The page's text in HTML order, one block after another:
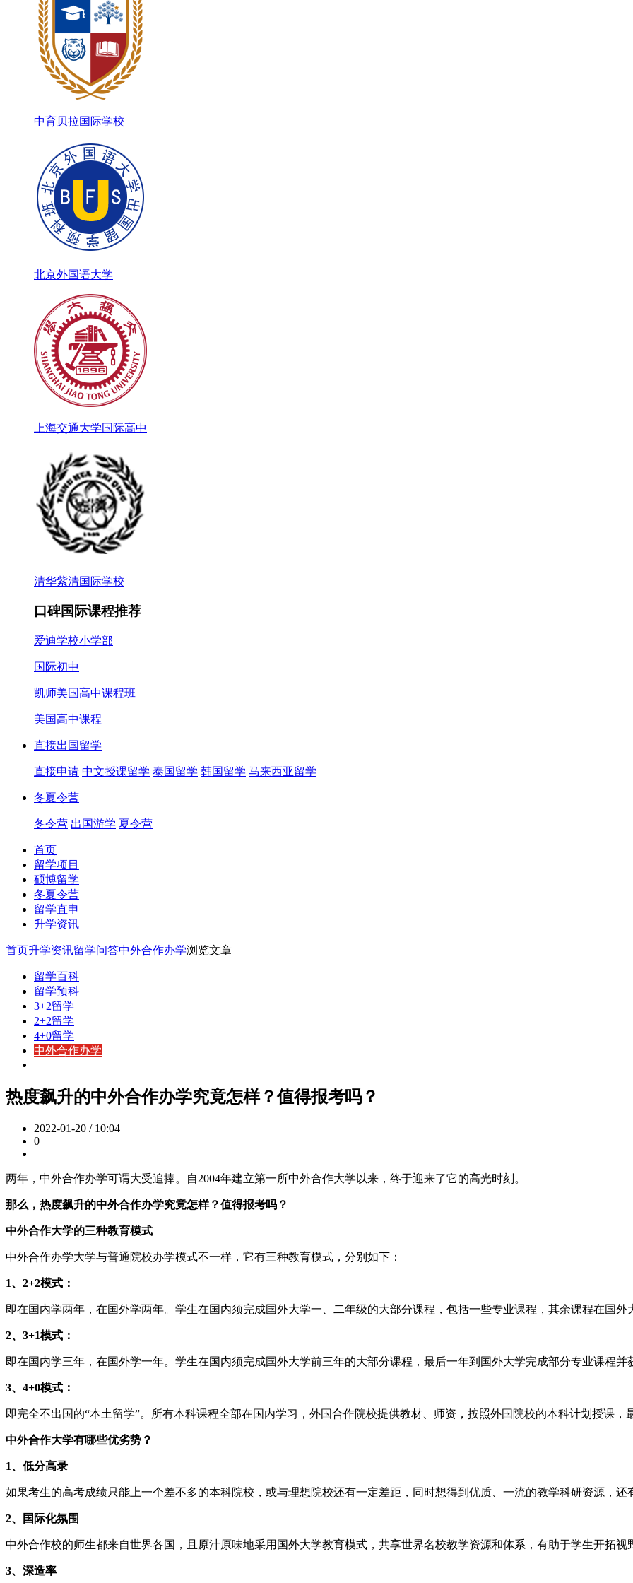
中育贝拉国际学校
北京外国语大学
上海交通大学国际高中
清华紫清国际学校
口碑国际课程推荐
爱迪学校小学部
国际初中
凯师美国高中课程班
美国高中课程
直接出国留学
直接申请 中文授课留学 泰国留学 韩国留学 马来西亚留学
冬夏令营
冬令营 出国游学 夏令营
首页
留学项目
硕博留学
冬夏令营
留学直申
升学资讯
首页升学资讯留学问答中外合作办学浏览文章
留学百科
留学预科
3+2留学
2+2留学
4+0留学
中外合作办学
热度飙升的中外合作办学究竟怎样？值得报考吗？
2022-01-20 / 10:04
0
两年，中外合作办学可谓大受追捧。自2004年建立第一所中外合作大学以来，终于迎来了它的高光时刻。
那么，热度飙升的中外合作办学究竟怎样？值得报考吗？
中外合作大学的三种教育模式
中外合作办学大学与普通院校办学模式不一样，它有三种教育模式，分别如下：
1、2+2模式：
即在国内学两年，在国外学两年。学生在国内须完成国外大学一、二年级的大部分课程，包括一些专业课程，其余课程在国外
2、3+1模式：
即在国内学三年，在国外学一年。学生在国内须完成国外大学前三年的大部分课程，最后一年到国外大学完成部分专业课程并
3、4+0模式：
即完全不出国的“本土留学”。所有本科课程全部在国内学习，外国合作院校提供教材、师资，按照外国院校的本科计划授课，
中外合作大学有哪些优劣势？
1、低分高录
如果考生的高考成绩只能上一个差不多的本科院校，或与理想院校还有一定差距，同时想得到优质、一流的教学科研资源，
2、国际化氛围
中外合作校的师生都来自世界各国，且原汁原味地采用国外大学教育模式，共享世界名校教学资源和体系，有助于学生开拓视
3、深造率